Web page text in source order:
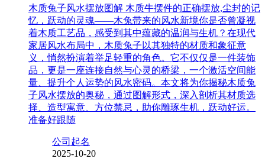
木质兔子风水摆放图解 木质牛摆件的正确摆放,尘封的记
忆，跃动的灵魂——木兔带来的风水新境你是否曾凝视
着木质工艺品，感受到其中蕴藏的温润与生机？在现代
家居风水布局中，木质兔子以其独特的材质和象征意
义，悄然扮演着举足轻重的角色。它不仅仅是一件装饰
品，更是一座连接自然与心灵的桥梁，一个激活空间能
量、提升个人运势的风水密码。本文将为你揭秘木质兔
子风水摆放的奥秘，通过图解形式，深入剖析其材质选
择、造型寓意、方位禁忌，助你雕琢生机，跃动好运。
准备好跟随
公司起名
2025-10-20